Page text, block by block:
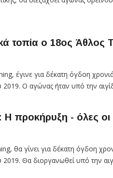
τοπία ο 18ος Άθλος
έγινε για δέκατη όγδοη
2019. Ο αγώνας ήταν υπό την
προκήρυξη - όλες οι
θα γίνει για δέκατη όγδοη
2019. Θα διοργανωθεί υπό την